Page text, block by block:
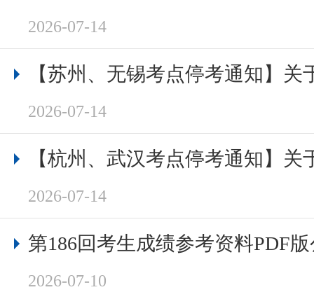
2026-07-14
2026-07-14
2026-07-14
第186回考生成绩参考资料PDF
2026-07-10